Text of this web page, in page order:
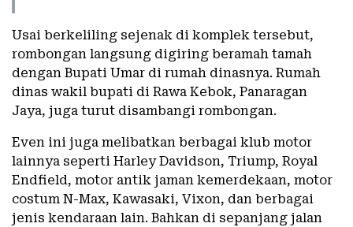
Usai berkeliling sejenak di komplek tersebut,
rombongan langsung digiring beramah tamah
dengan Bupati Umar di rumah dinasnya. Rumah
dinas wakil bupati di Rawa Kebok, Panaragan
Jaya, juga turut disambangi rombongan.
Even ini juga melibatkan berbagai klub motor
lainnya seperti Harley Davidson, Triump, Royal
Endfield, motor antik jaman kemerdekaan, motor
costum N-Max, Kawasaki, Vixon, dan berbagai
jenis kendaraan lain. Bahkan di sepanjang jalan